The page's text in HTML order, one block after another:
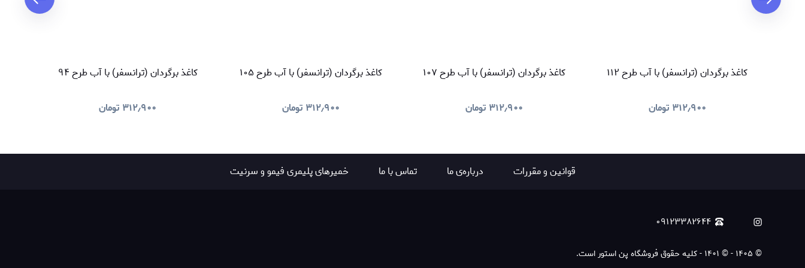
کاغذ برگردان (ترانسفر) با آب طرح ۱۱۲
۳۱۲٫۹۰۰ تومان
کاغذ برگردان (ترانسفر) با آب طرح ۱۰۷
۳۱۲٫۹۰۰ تومان
کاغذ برگردان (ترانسفر) با آب طرح ۱۰۵
۳۱۲٫۹۰۰ تومان
کاغذ برگردان (ترانسفر) با آب طرح ۹۴
۳۱۲٫۹۰۰ تومان
قوانين و مقررات درباره‌ی ما تماس با ما خمیرهای پلیمری فیمو و سرنیت
۰۹۱۲۳۳۸۲۶۴۴
© ۱۴۰۵ -© ۱۴۰۱ - کلیه حقوق فروشگاه پن استور است.